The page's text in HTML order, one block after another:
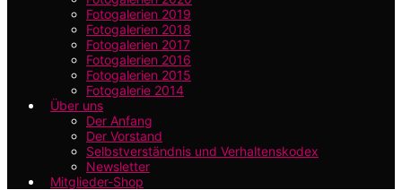
Fotogalerien 2019
Fotogalerien 2018
Fotogalerien 2017
Fotogalerien 2016
Fotogalerien 2015
Fotogalerie 2014
Über uns
Der Anfang
Der Vorstand
Selbstverständnis und Verhaltenskodex
Newsletter
Mitglieder-Shop